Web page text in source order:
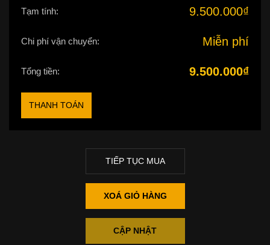
Tạm tính: 9.500.000₫
Chi phí vận chuyển: Miễn phí
Tổng tiền: 9.500.000₫
THANH TOÁN
TIẾP TỤC MUA
XOÁ GIỎ HÀNG
CẬP NHẬT